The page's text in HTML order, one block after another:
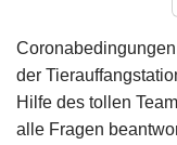
der
Hilfe des tollen
alle Fragen